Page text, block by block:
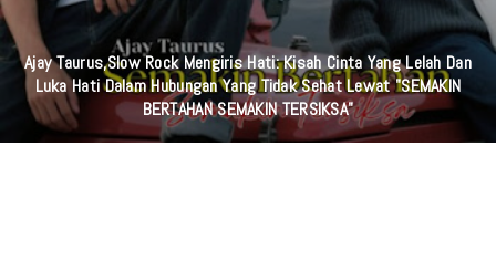
Ajay Taurus,Slow Rock Mengiris Hati: Kisah Cinta Yang Lelah Dan
Luka Hati Dalam Hubungan Yang Tidak Sehat Lewat "SEMAKIN
BERTAHAN SEMAKIN TERSIKSA"